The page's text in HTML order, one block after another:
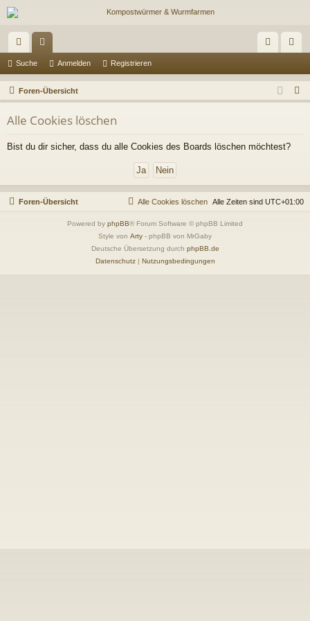
ch
ne
llz
ug
riff
en m
el
n
ist
rie
Suche Anmelden Registrieren
Foren-Übersicht
u
Alle Cookies löschen
Bist du dir sicher, dass du alle Cookies des Boards löschen möchtest?
Foren-Übersicht Alle Zeiten sind UTC+01:00
Alle Cookies löschen
Powered by phpBB® Forum Software © phpBB Limited
Style von Arty - phpBB von MrGaby
Deutsche Übersetzung durch phpBB.de
Datenschutz| Nutzungsbedingungen